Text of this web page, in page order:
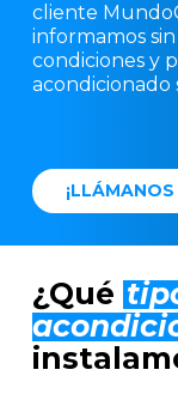
cliente
informamos
condiciones y
acondicionado
¡LLÁMANOS
¿Qué